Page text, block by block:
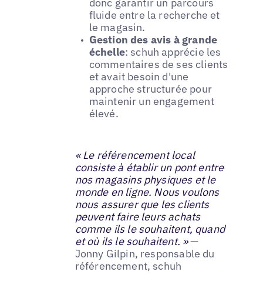
donc garantir un parcours
fluide entre la recherche et
le magasin.
Gestion des avis à grande
échelle: schuh apprécie les
commentaires de ses clients
et avait besoin d'une
approche structurée pour
maintenir un engagement
élevé.
« Le référencement local
consiste à établir un pont entre
nos magasins physiques et le
monde en ligne. Nous voulons
nous assurer que les clients
peuvent faire leurs achats
comme ils le souhaitent, quand
et où ils le souhaitent. »—
Jonny Gilpin, responsable du
référencement, schuh